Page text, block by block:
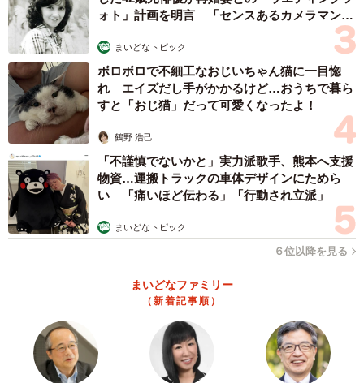
3/11
定食屋でトゥンク…（まがみさん提供）
後になって、隣の男性が自分のために店員を呼んでくれた
ことに気付いた主人公は「すみません、助かりました」と
男性に声をかけます。すると男性は、何も言わず背広を肩
にかけて颯爽と店を後にします。その後ろ姿を見送りなが
ら主人公は、思わず「か……かっこいい～～！」と感動す
るのでした。
ォト」計画を明言 「センスあるカメラマン求
まいどなトピック
ボロボロで不細工なおじいちゃん猫に一目惚
れ エイズだし手がかかるけど…おうちで暮ら
すと「おじ猫」だって可愛くなったよ！
鶴野 浩己
「不謹慎でないかと」実力派歌手、熊本へ支援
物資…運搬トラックの車体デザインにためら
い 「痛いほど伝わる」「行動され立派」
まいどなトピック
６位以降を見る
まいどなファミリー
（新着記事順）